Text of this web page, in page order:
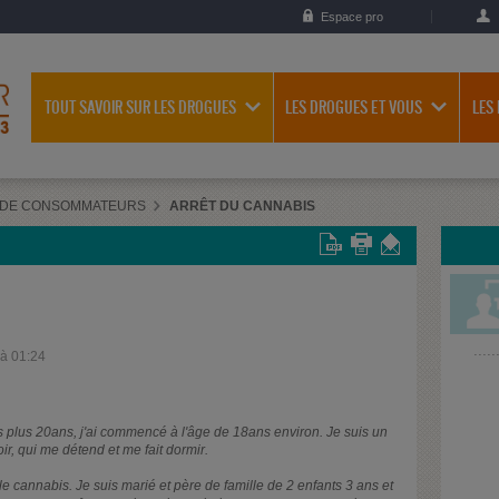
Espace pro
TOUT SAVOIR SUR LES DROGUES LES DROGUES ET VOUS
CONSOMMATEURS ARRÊT DU CANNABIS
01:24
20ans, j'ai commencé à l'âge de 18ans environ. Je suis un
qui me détend et me fait dormir.
cannabis. Je suis marié et père de famille de 2 enfants 3 ans et